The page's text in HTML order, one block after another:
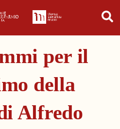
per il
della
Alfredo